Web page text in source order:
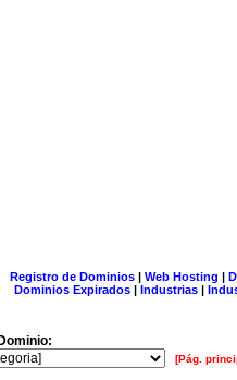
Registro de Dominios| Web Hosting |
Dominios Expirados | Industrias |
[Pág.